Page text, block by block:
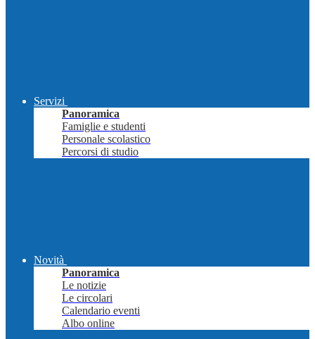
Servizi
Panoramica
Famiglie e studenti
Personale scolastico
Percorsi di studio
Novità
Panoramica
Le notizie
Le circolari
Calendario eventi
Albo online